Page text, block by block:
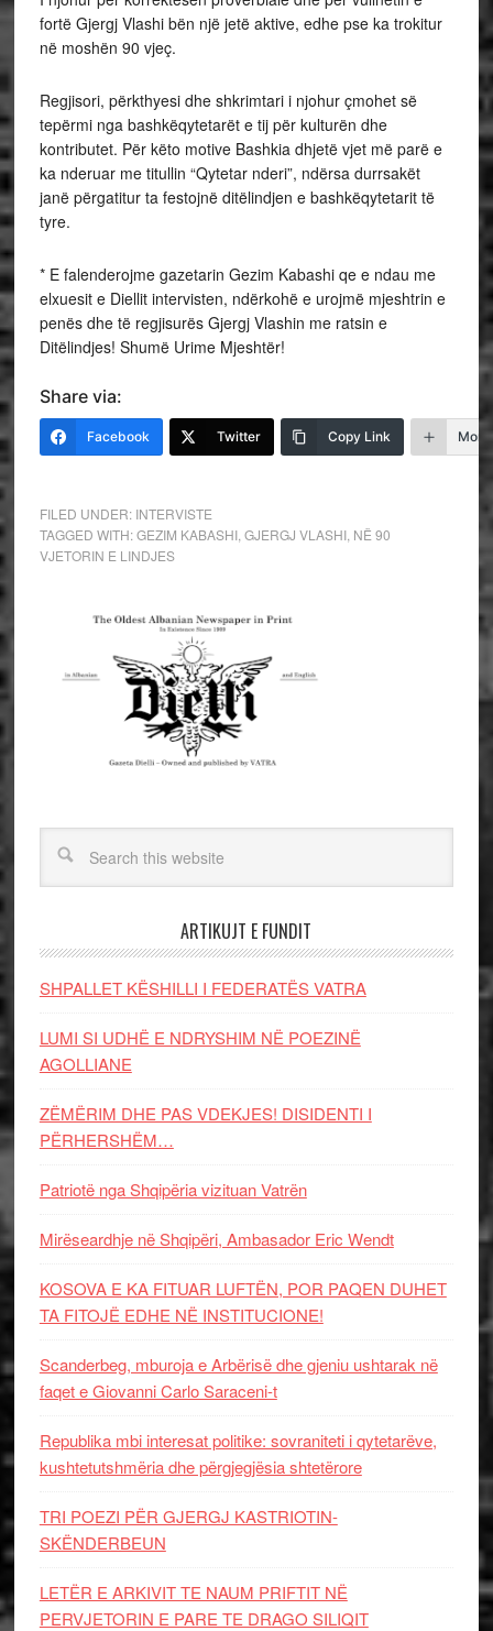
fortë Gjergj Vlashi bën një jetë aktive, edhe pse ka trokitur
në moshën 90 vjeç.
Regjisori, përkthyesi dhe shkrimtari i njohur çmohet së
tepërmi nga bashkëqytetarët e tij për kulturën dhe
kontributet. Për këto motive Bashkia dhjetë vjet më parë e
ka nderuar me titullin “Qytetar nderi”, ndërsa durrsakët
janë përgatitur ta festojnë ditëlindjen e bashkëqytetarit të
tyre.
* E falenderojme gazetarin Gezim Kabashi qe e ndau me
elxuesit e Diellit intervisten, ndërkohë e urojmë mjeshtrin e
penës dhe të regjisurës Gjergj Vlashin me ratsin e
Ditëlindjes! Shumë Urime Mjeshtër!
Share via:
Facebook Twitter Copy Link More
FILED UNDER: INTERVISTE
TAGGED WITH:GEZIM KABASHI, GJERGJ VLASHI, NË 90
VJETORIN E LINDJES
ARTIKUJT E FUNDIT
SHPALLET KËSHILLI I FEDERATËS VATRA
LUMI SI UDHË E NDRYSHIM NË POEZINË
AGOLLIANE
ZËMËRIM DHE PAS VDEKJES! DISIDENTI I
PËRHERSHËM…
Patriotë nga Shqipëria vizituan Vatrën
Mirëseardhje në Shqipëri, Ambasador Eric Wendt
KOSOVA E KA FITUAR LUFTËN, POR PAQEN DUHET
TA FITOJË EDHE NË INSTITUCIONE!
Scanderbeg, mburoja e Arbërisë dhe gjeniu ushtarak në
faqet e Giovanni Carlo Saraceni-t
Republika mbi interesat politike: sovraniteti i qytetarëve,
kushtetutshmëria dhe përgjegjësia shtetërore
TRI POEZI PËR GJERGJ KASTRIOTIN-
SKËNDERBEUN
LETËR E ARKIVIT TE NAUM PRIFTIT NË
PERVJETORIN E PARE TE DRAGO SILIQIT